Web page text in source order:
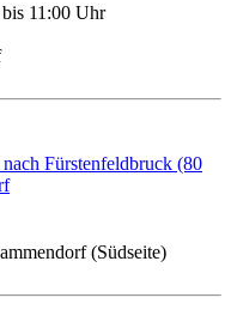
bis 11:00 Uhr
Fürstenfeldbruck (80
(Südseite)